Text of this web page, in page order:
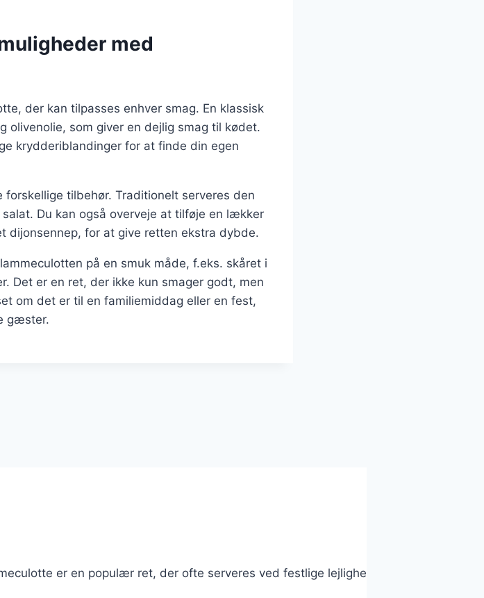
med
der kan tilpasses enhver smag. En klassisk
olivenolie, som giver en dejlig smag til kødet.
krydderiblandinger for at finde din egen
tilbehør. Traditionelt serveres den
Du kan også overveje at tilføje en lækker
dijonsennep, for at give retten ekstra dybde.
på en smuk måde, f.eks. skåret i
Det er en ret, der ikke kun smager godt, men
om det er til en familiemiddag eller en fest,
gæster.
er en populær ret, der ofte serveres ved festlige lejligheder som påske,